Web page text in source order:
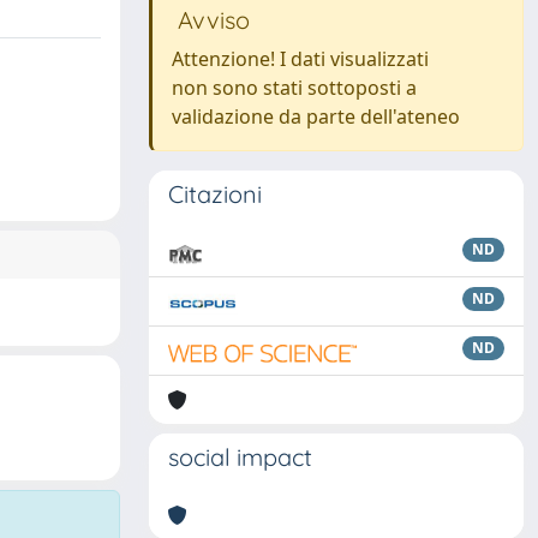
Avviso
Attenzione! I dati visualizzati
non sono stati sottoposti a
validazione da parte dell'ateneo
Citazioni
ND
ND
ND
social impact